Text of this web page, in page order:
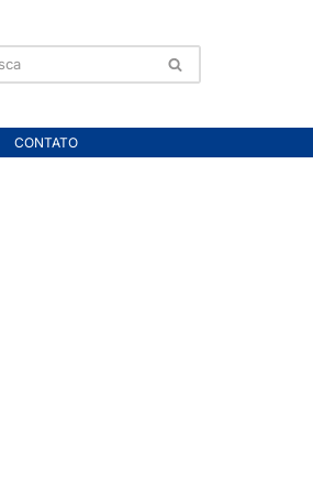
CONTATO